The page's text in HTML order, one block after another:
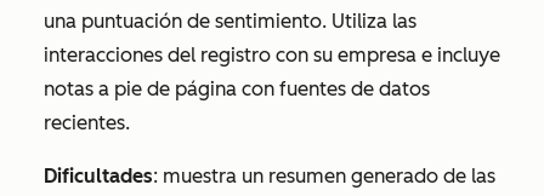
una puntuación de sentimiento. Utiliza las
interacciones del registro con su empresa e incluye
notas a pie de página con fuentes de datos
recientes.
Dificultades: muestra un resumen generado de las